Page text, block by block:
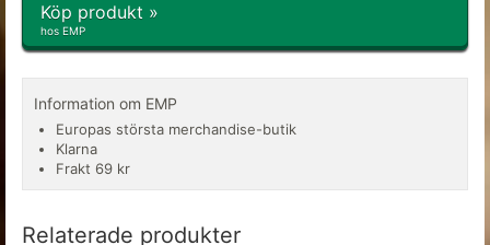
Köp produkt »
hos EMP
Information om EMP
Europas största merchandise-butik
Klarna
Frakt 69 kr
Relaterade produkter